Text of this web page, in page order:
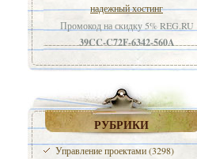
надежный хостинг
Промокод на скидку 5% REG.RU
39CC-C72F-6342-560A
РУБРИКИ
Управление проектами (3298)